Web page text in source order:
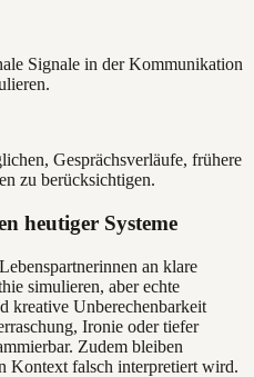
Signale in der Kommunikation
Gesprächsverläufe, frühere
zu berücksichtigen.
heutiger Systeme
an klare
simulieren, aber echte
kreative Unberechenbarkeit
Ironie oder tiefer
Zudem bleiben
Kontext falsch interpretiert wird.